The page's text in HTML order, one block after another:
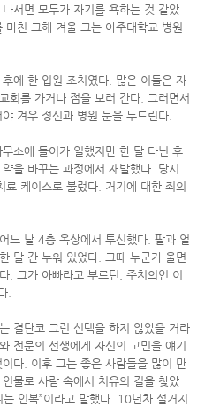
서면 모두가 자기를 욕하는 것 같았
친 그해 겨울 그는 아주대학교 병원
에 한 입원 조치였다. 많은 이들은 자
회를 가거나 점을 보러 간다. 그러면서
겨우 정신과 병원 문을 두드린다.
소에 들어가 일했지만 한 달 다닌 후
을 바꾸는 과정에서 재발했다. 당시
케이스로 불렀다. 거기에 대한 죄의
느 날 4층 옥상에서 투신했다. 팔과 얼
달 간 누워 있었다. 그때 누군가 울면
. 그가 아빠라고 부르던, 주치의인 이
.
결단코 그런 선택을 하지 않았을 거라
전문의 선생에게 자신의 고민을 얘기
다. 이후 그는 좋은 사람들을 많이 만
물로 사람 속에서 치유의 길을 찾았
인복”이라고 말했다. 10년차 설거지